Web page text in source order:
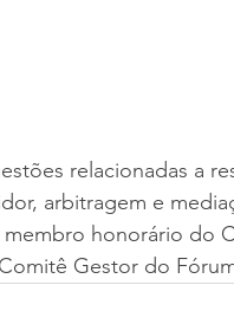
relacionadas a
arbitragem e
membro honorário do
Gestor do